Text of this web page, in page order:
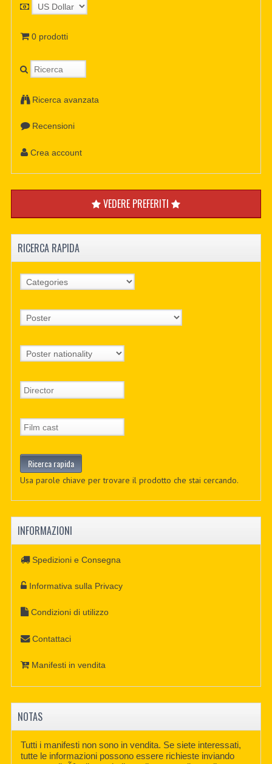
0 prodotti
Ricerca avanzata
Recensioni
Crea account
VEDERE PREFERITI
RICERCA RAPIDA
Usa parole chiave per trovare il prodotto che stai cercando.
INFORMAZIONI
Spedizioni e Consegna
Informativa sulla Privacy
Condizioni di utilizzo
Contattaci
Manifesti in vendita
NOTAS
Tutti i manifesti non sono in vendita. Se siete interessati,
tutte le informazioni possono essere richieste inviando